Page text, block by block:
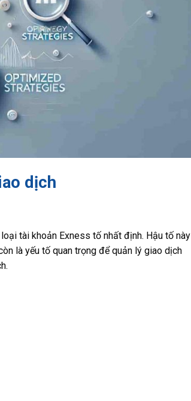
dịch
tài khoản Exness tố nhất định. Hậu tố này
là yếu tố quan trọng để quản lý giao dịch